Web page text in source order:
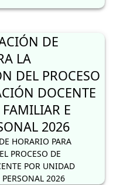
DE
LA
DEL PROCESO
DOCENTE
E
2026
HORARIO PARA
PROCESO DE
POR UNIDAD
2026